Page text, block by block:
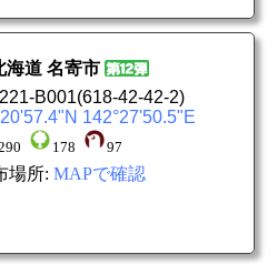
海道 名寄市
B001(618-42-42-2)
142°27'50.5"E
178 97
場所: MAPで確認